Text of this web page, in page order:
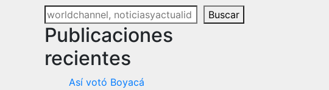
Buscar
Publicaciones
recientes
Así votó Boyacá